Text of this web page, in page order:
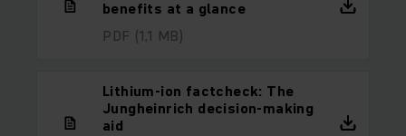
benefits at a glance
PDF (1,1 MB)
Lithium-ion factcheck: The
Jungheinrich decision-making
aid